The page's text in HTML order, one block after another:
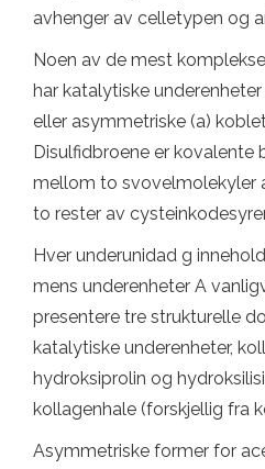
avhenger av celletypen og
Noen av de mest
har katalytiske
eller asymmetriske (a)
Disulfidbroene er kovalente
mellom to svovelmolekyler
to rester av
Hver underunidad g
mens underenheter A
presentere tre strukturelle
katalytiske underenheter,
hydroksiprolin og
kollagenhale (forskjellig fra
Asymmetriske former for